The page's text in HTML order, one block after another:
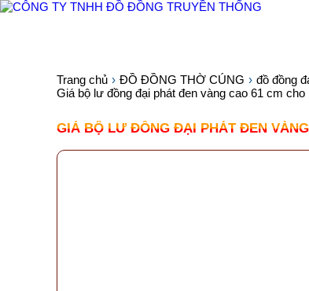
Trang chủ ĐỒ ĐỒNG THỜ CÚNG
đồ đồng
Giá bộ lư đồng đại phát đen vàng cao 61 cm
GIÁ BỘ LƯ ĐỒNG ĐẠI PHÁT ĐEN